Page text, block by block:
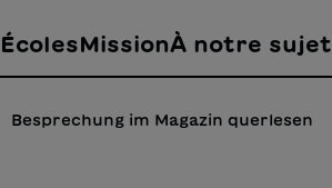
ÉcolesMissionÀ notre sujet
Besprechung im Magazin querlesen